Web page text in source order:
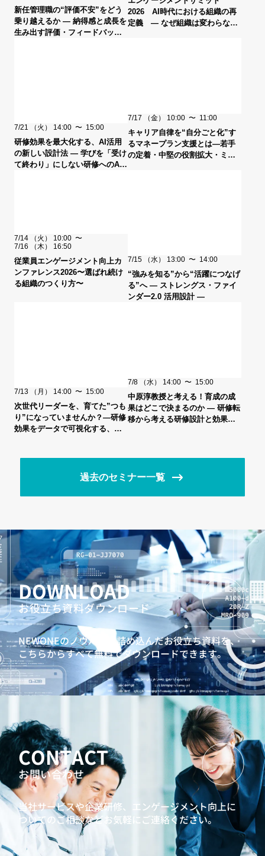
新任管理職の“評価不安”をどう
乗り越えるか ― 納得感と成長を
生み出す評価・フィードバッ
2026 AI時代における組織の再
定義 ― なぜ組織は変わらない
7/21 （火） 14:00 〜 15:00
研修効果を最大化する、AI活用
の新しい設計法 ― 学びを「受け
て終わり」にしない研修へのAI
7/17 （金） 10:00 〜 11:00
キャリア自律を“自分ごと化”す
るマネープラン支援とは―若手
の定着・中堅の役割拡大・ミド
7/14 （火） 10:00 〜
7/16
（木） 16:50
従業員エンゲージメント向上カ
ンファレンス2026〜選ばれ続け
る組織のつくり方〜
7/15 （水） 13:00 〜 14:00
“強みを知る”から“活躍につなげ
る”へ ― ストレングス・ファイ
ンダー2.0 活用設計 ―
7/13 （月） 14:00 〜 15:00
次世代リーダーを、育てた”つも
り”になっていませんか？―研修
効果をデータで可視化する、新
7/8 （水） 14:00 〜 15:00
中原淳教授と考える！育成の成
果はどこで決まるのか ― 研修転
移から考える研修設計と効果検
過去のセミナー一覧
DOWNLOAD
お役立ち資料ダウンロード
NEWONEのノウハウを詰め込んだお役立ち資料を、
こちらからすべて無料でダウンロードできます。
CONTACT
お問い合わせ
当社サービスや企業研修、エンゲージメント向上に
ついてのご相談などお気軽にご連絡ください。